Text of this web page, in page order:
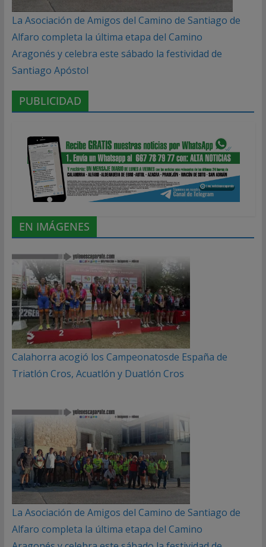
La Asociación de Amigos del Camino de Santiago de
Alfaro completa la última etapa del Camino
Aragonés y celebra este sábado la festividad de
Santiago Apóstol
PUBLICIDAD
EN IMÁGENES
Calahorra acogió los Campeonatosde España de
Triatlón Cros, Acuatlón y Duatlón Cros
La Asociación de Amigos del Camino de Santiago de
Alfaro completa la última etapa del Camino